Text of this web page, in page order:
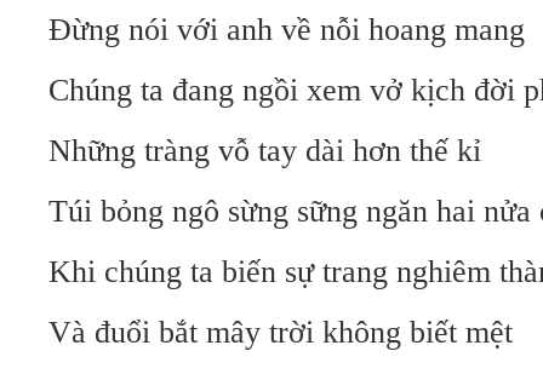
Đừng nói với anh về nỗi hoang mang
Chúng ta đang ngồi xem vở kịch đời
Những tràng vỗ tay dài hơn thế kỉ
Túi bỏng ngô sừng sững ngăn hai nửa
Khi chúng ta biến sự trang nghiêm
Và đuổi bắt mây trời không biết mệt